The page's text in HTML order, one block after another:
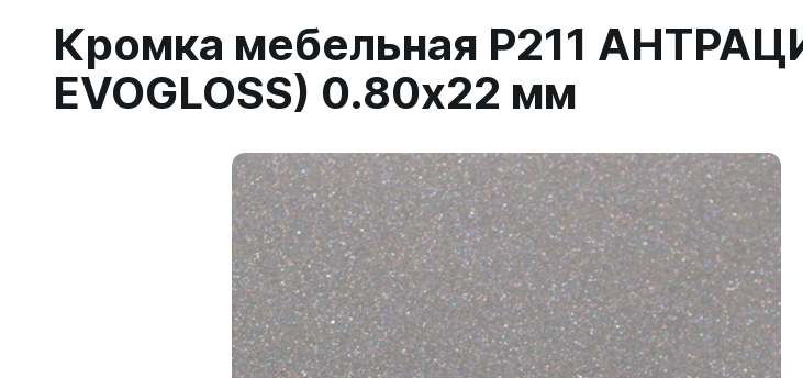
Кромка мебельная P211
EVOGLOSS) 0.80x22 мм